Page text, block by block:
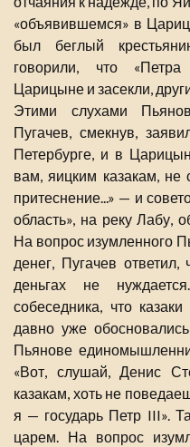
«объявившемся» в
был беглый
говорили, что
Царицыне и засекли,
Этими слухами
Пугачев, смекнув,
Петербурге, и в
вам, яицким казакам, не
притеснение...» — и
область», на реку Лабу,
На вопрос изумленного
денег, Пугачев
деньгах не
собеседника, что
давно уже
Пьянове
«Вот, слушай, Денис
казакам, хоть не
я — государь Петр III».
царем. На вопрос